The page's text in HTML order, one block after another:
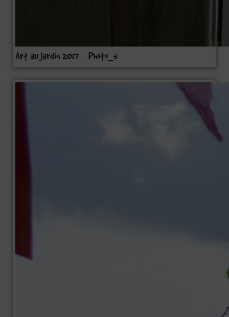
Art au jardin 2017 – Photo_5